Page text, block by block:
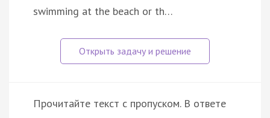
swimming at the beach or th…
Прочитайте текст с пропуском. В ответе